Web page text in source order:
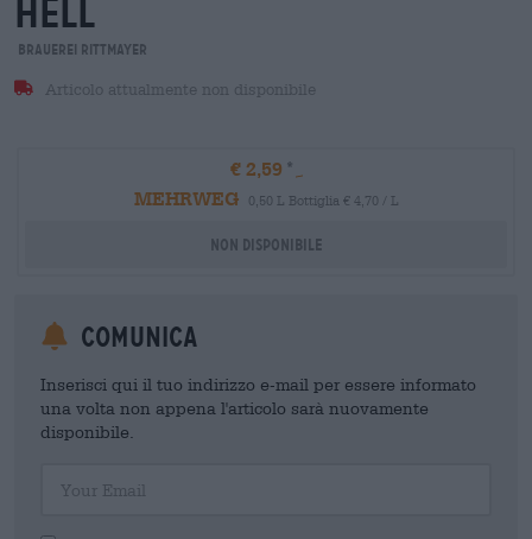
hell
Brauerei Rittmayer
Articolo attualmente non disponibile
€ 2,59
MEHRWEG
0,50 L Bottiglia € 4,70 / L
Non disponibile
Comunica
Inserisci qui il tuo indirizzo e-mail per essere informato
una volta non appena l'articolo sarà nuovamente
disponibile.